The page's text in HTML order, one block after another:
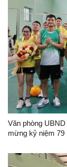
Văn phòng
mừng kỷ niệm 79